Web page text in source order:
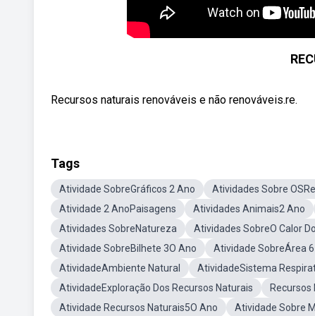
Recursos naturais renováveis e não renováveis.re.
Tags
Atividade SobreGráficos 2 Ano Atividades Sobre
Atividade 2 AnoPaisagens
Atividades Animais2 Ano
Atividades SobreNatureza
Atividades SobreO Calor
Atividade SobreBilhete 3O Ano
Atividade SobreÁrea
AtividadeAmbiente Natural
AtividadeSistema
AtividadeExploração Dos Recursos Naturais
Recursos
Atividade Recursos Naturais5O Ano
Atividade Sobre